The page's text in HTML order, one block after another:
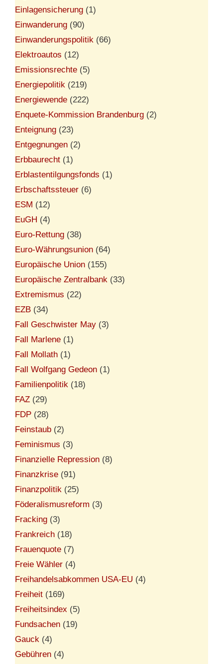
Einlagensicherung (1)
Einwanderung (90)
Einwanderungspolitik (66)
Elektroautos (12)
Emissionsrechte (5)
Energiepolitik (219)
Energiewende (222)
Enquete-Kommission Brandenburg (2)
Enteignung (23)
Entgegnungen (2)
Erbbaurecht (1)
Erblastentilgungsfonds (1)
Erbschaftssteuer (6)
ESM (12)
EuGH (4)
Euro-Rettung (38)
Euro-Währungsunion (64)
Europäische Union (155)
Europäische Zentralbank (33)
Extremismus (22)
EZB (34)
Fall Geschwister May (3)
Fall Marlene (1)
Fall Mollath (1)
Fall Wolfgang Gedeon (1)
Familienpolitik (18)
FAZ (29)
FDP (28)
Feinstaub (2)
Feminismus (3)
Finanzielle Repression (8)
Finanzkrise (91)
Finanzpolitik (25)
Föderalismusreform (3)
Fracking (3)
Frankreich (18)
Frauenquote (7)
Freie Wähler (4)
Freihandelsabkommen USA-EU (4)
Freiheit (169)
Freiheitsindex (5)
Fundsachen (19)
Gauck (4)
Gebühren (4)